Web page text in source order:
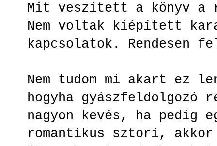
Mit veszített a könyv a
Nem voltak kiépített
kapcsolatok. Rendesen
Nem tudom mi akart ez
hogyha gyászfeldolgozó
nagyon kevés, ha pedig
romantikus sztori,